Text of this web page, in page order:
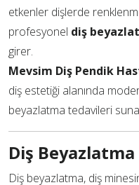
etkenler dişlerde
profesyonel diş
girer.
Mevsim Diş Pendik
diş estetiği alanında
beyazlatma tedavileri
Diş
Diş beyazlatma, diş